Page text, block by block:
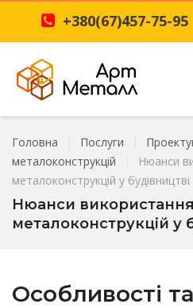
+380(67)457-75-95
Головна Послуги
металоконструкцій
Нюанси
металоконструкцій у будівництві
Нюанси
металоконструкцій у
Особливості